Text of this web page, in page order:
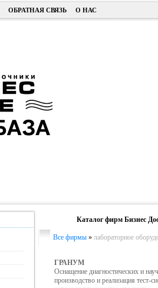
ОБРАТНАЯ СВЯЗЬ О НАС
Каталог фирм Бизнес
Все фирмы » лабораторное
ГРАНУМ
Оснащение диагностических и
производство и реализация тест-